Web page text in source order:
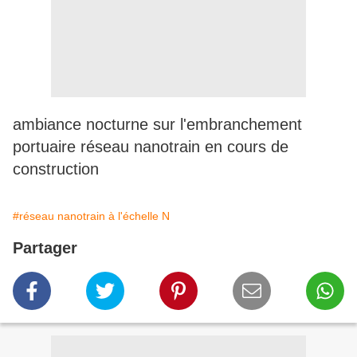
ambiance nocturne sur l'embranchement
portuaire réseau nanotrain en cours de
construction
#réseau nanotrain à l'échelle N
Partager